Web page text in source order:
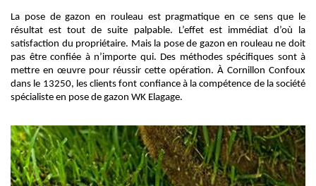
La pose de gazon en rouleau est pragmatique en ce sens que le
résultat est tout de suite palpable. L’effet est immédiat d’où la
satisfaction du propriétaire. Mais la pose de gazon en rouleau ne doit
pas être confiée à n’importe qui. Des méthodes spécifiques sont à
mettre en œuvre pour réussir cette opération. À Cornillon Confoux
dans le 13250, les clients font confiance à la compétence de la société
spécialiste en pose de gazon WK Elagage.